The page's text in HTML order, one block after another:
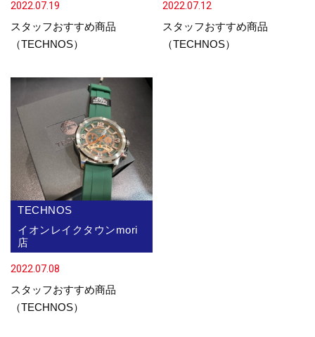
2022.07.19
スタッフおすすめ商品
（TECHNOS）
2022.07.12
スタッフおすすめ商品
（TECHNOS）
TECHNOS
イオンレイクタウンmori
店
2022.07.08
スタッフおすすめ商品
（TECHNOS）